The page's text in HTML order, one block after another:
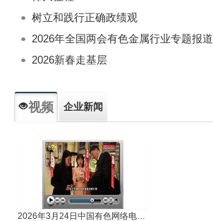
树立和践行正确政绩观
2026年全国两会有色金属行业专题报道
2026新春走基层
视频 企业新闻
2026年3月24日中国有色网络电视新闻